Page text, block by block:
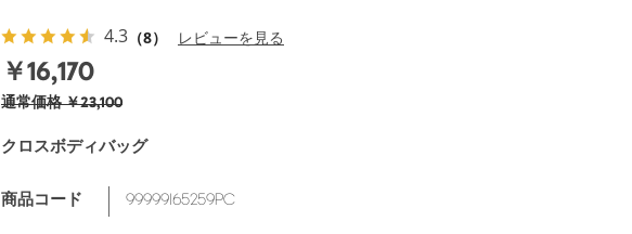
クロスボディバッグ
4.3 （8） レビューを見る
￥16,170
通常価格￥23,100
商品コード 99999I65259PC